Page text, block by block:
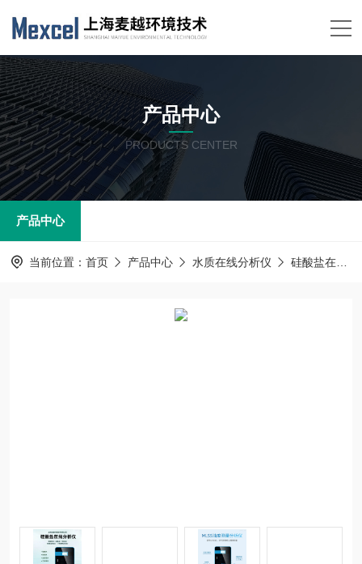
产品中心
PRODUCTS CENTER
产品中心
当前位置： 首页 产品中心 水质在线分析仪 硅酸盐在线分析仪